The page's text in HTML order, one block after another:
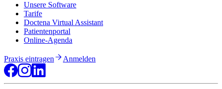
Unsere Software
Tarife
Doctena Virtual Assistant
Patientenportal
Online-Agenda
Praxis eintragen Anmelden